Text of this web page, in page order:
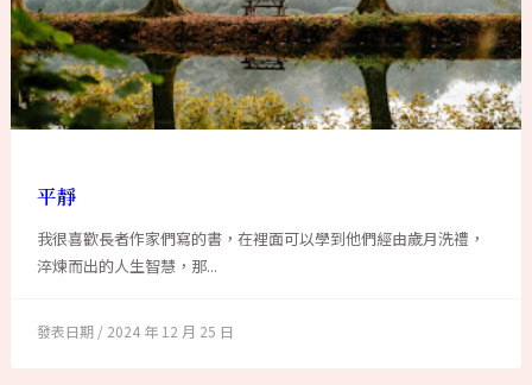
平靜
我很喜歡長者作家們寫的書，在裡面可以學到他們經由歲月洗禮，
淬煉而出的人生智慧，那...
2024 年 12 月 25 日